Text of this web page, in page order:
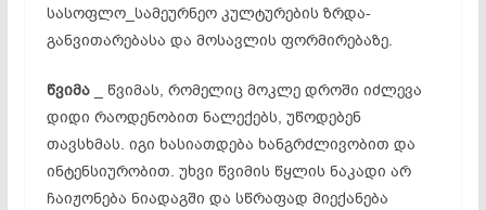
სასოფლო_სამეურნეო კულტურების ზრდა-
განვითარებასა და მოსავლის ფორმირებაზე.
წვიმა_ წვიმას, რომელიც მოკლე დროში იძლევა
დიდი რაოდენობით ნალექებს, უწოდებენ
თავსხმას. იგი ხასიათდება ხანგრძლივობით და
ინტენსიურობით. უხვი წვიმის წყლის ნაკადი არ
ჩაიჟონება ნიადაგში და სწრაფად მიექანება